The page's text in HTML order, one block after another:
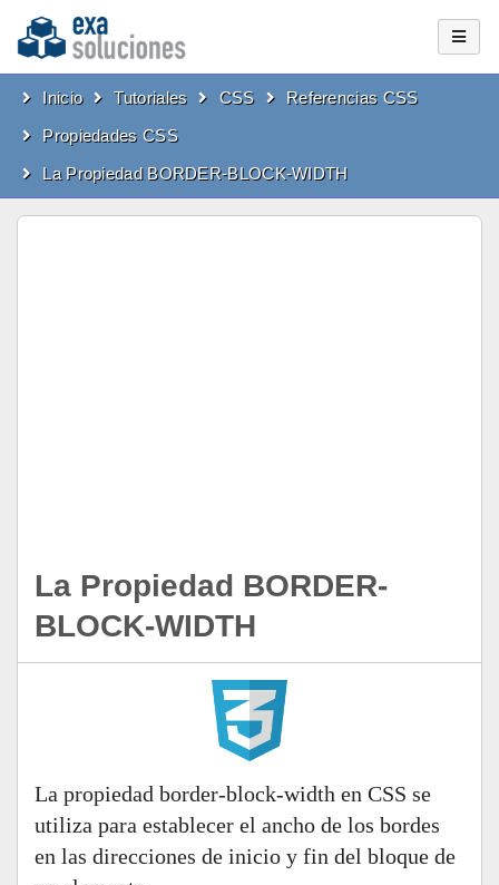
Inicio Tutoriales CSS
Referencias CSS
Propiedades CSS
La Propiedad BORDER-BLOCK-WIDTH
La Propiedad BORDER-
BLOCK-WIDTH
La propiedad border-block-width en CSS se
utiliza para establecer el ancho de los bordes
en las direcciones de inicio y fin del bloque de